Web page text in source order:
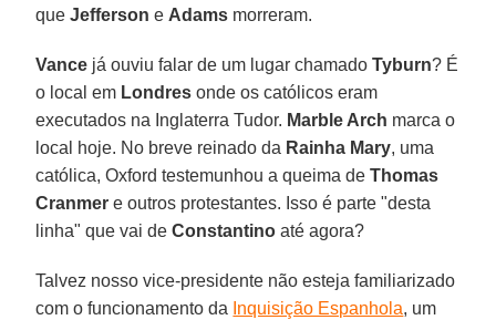
queJefferson e Adams morreram.
Vance já ouviu falar de um lugar chamadoTyburn? É
o local em Londres onde os católicos eram
executados na Inglaterra Tudor. Marble Arch marca o
local hoje. No breve reinado da Rainha Mary, uma
católica, Oxford testemunhou a queima deThomas
Cranmer e outros protestantes. Isso é parte "desta
linha" que vai deConstantino até agora?
Talvez nosso vice-presidente não esteja familiarizado
com o funcionamento da Inquisição Espanhola, um